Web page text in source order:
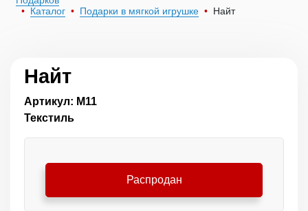
Каталог
Подарки в мягкой игрушке Найт
Найт
Артикул: М11
Текстиль
Распродан